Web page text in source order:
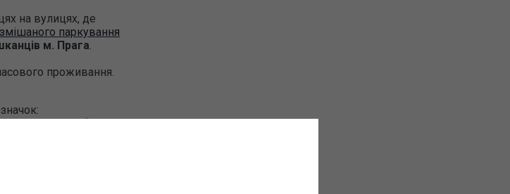
на вулицях, де
змішаного паркування
м. Прага.
проживання.
прихистку (до 21
тимчасового